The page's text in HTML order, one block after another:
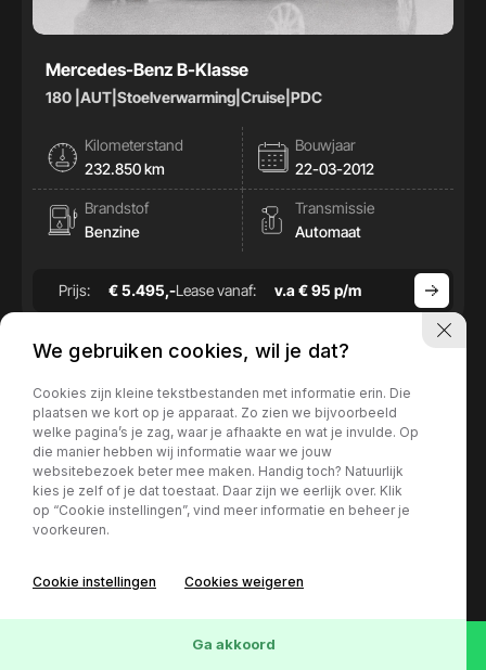
Mercedes-Benz B-Klasse
180 |AUT|Stoelverwarming|Cruise|PDC
Kilometerstand
232.850 km
Bouwjaar
22-03-2012
Brandstof
Benzine
Transmissie
Automaat
Prijs: € 5.495,-Lease vanaf: v.a € 95 p/m
We gebruiken cookies, wil je dat?
Cookies zijn kleine tekstbestanden met informatie erin. Die
plaatsen we kort op je apparaat. Zo zien we bijvoorbeeld
welke pagina’s je zag, waar je afhaakte en wat je invulde. Op
die manier hebben wij informatie waar we jouw
websitebezoek beter mee maken. Handig toch? Natuurlijk
kies je zelf of je dat toestaat. Daar zijn we eerlijk over. Klik
op “Cookie instellingen”, vind meer informatie en beheer je
voorkeuren.
Cookie instellingen Cookies weigeren
Ga akkoord